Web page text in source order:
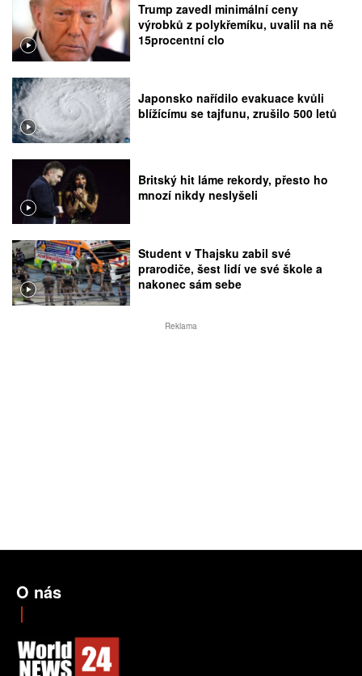
Trump zavedl minimální ceny
výrobků z polykřemíku, uvalil na ně
15procentní clo
Japonsko nařídilo evakuace kvůli
blížícímu se tajfunu, zrušilo 500 letů
Britský hit láme rekordy, přesto ho
mnozí nikdy neslyšeli
Student v Thajsku zabil své
prarodiče, šest lidí ve své škole a
nakonec sám sebe
Reklama
O nás